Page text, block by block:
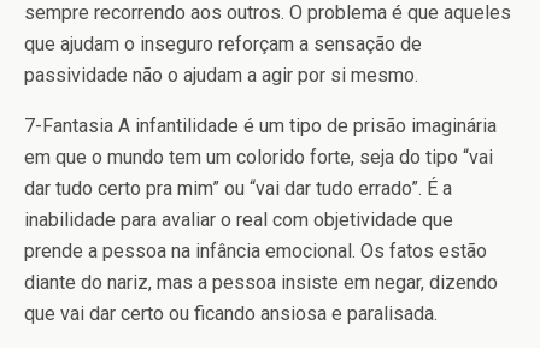
sempre recorrendo aos outros. O problema é que aqueles
que ajudam o inseguro reforçam a sensação de
passividade não o ajudam a agir por si mesmo.
7-Fantasia A infantilidade é um tipo de prisão imaginária
em que o mundo tem um colorido forte, seja do tipo “vai
dar tudo certo pra mim” ou “vai dar tudo errado”. É a
inabilidade para avaliar o real com objetividade que
prende a pessoa na infância emocional. Os fatos estão
diante do nariz, mas a pessoa insiste em negar, dizendo
que vai dar certo ou ficando ansiosa e paralisada.